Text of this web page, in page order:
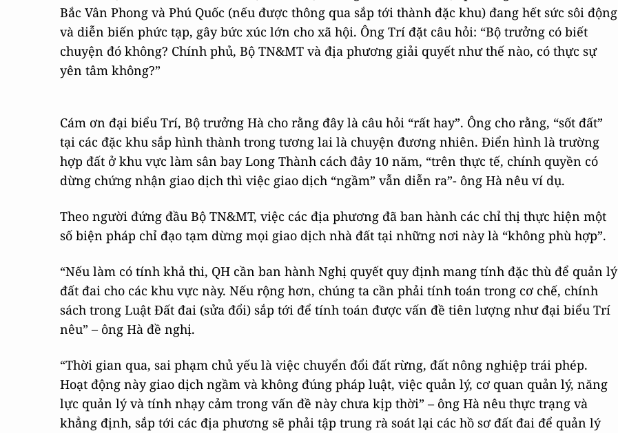
Bắc Vân Phong và Phú Quốc (nếu được thông qua sắp tới thành đặc khu) đang hết sức sôi động
và diễn biến phức tạp, gây bức xúc lớn cho xã hội. Ông Trí đặt câu hỏi: “Bộ trưởng có biết
chuyện đó không? Chính phủ, Bộ TN&MT và địa phương giải quyết như thế nào, có thực sự
yên tâm không?”
Cám ơn đại biểu Trí, Bộ trưởng Hà cho rằng đây là câu hỏi “rất hay”. Ông cho rằng, “sốt đất”
tại các đặc khu sắp hình thành trong tương lai là chuyện đương nhiên. Điển hình là trường
hợp đất ở khu vực làm sân bay Long Thành cách đây 10 năm, “trên thực tế, chính quyền có
dừng chứng nhận giao dịch thì việc giao dịch “ngầm” vẫn diễn ra”- ông Hà nêu ví dụ.
Theo người đứng đầu Bộ TN&MT, việc các địa phương đã ban hành các chỉ thị thực hiện một
số biện pháp chỉ đạo tạm dừng mọi giao dịch nhà đất tại những nơi này là “không phù hợp”.
“Nếu làm có tính khả thi, QH cần ban hành Nghị quyết quy định mang tính đặc thù để quản lý
đất đai cho các khu vực này. Nếu rộng hơn, chúng ta cần phải tính toán trong cơ chế, chính
sách trong Luật Đất đai (sửa đổi) sắp tới để tính toán được vấn đề tiên lượng như đại biểu Trí
nêu” – ông Hà đề nghị.
“Thời gian qua, sai phạm chủ yếu là việc chuyển đổi đất rừng, đất nông nghiệp trái phép.
Hoạt động này giao dịch ngầm và không đúng pháp luật, việc quản lý, cơ quan quản lý, năng
lực quản lý và tính nhạy cảm trong vấn đề này chưa kịp thời” – ông Hà nêu thực trạng và
khẳng định, sắp tới các địa phương sẽ phải tập trung rà soát lại các hồ sơ đất đai để quản lý